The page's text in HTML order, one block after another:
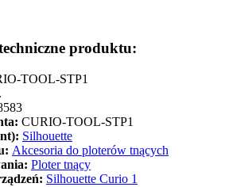
produktu:
TOOL-STP1
CURIO-TOOL-STP1
Silhouette
Akcesoria do ploterów tnących
Ploter tnący
Silhouette Curio 1